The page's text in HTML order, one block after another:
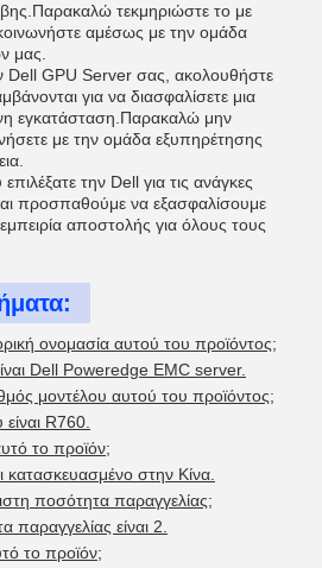
τεκμηριώστε το με
αμέσως με την ομάδα
μας.
Dell GPU Server σας, ακολουθήστε
για να διασφαλίσετε μια
εγκατάσταση.Παρακαλώ μην
με την ομάδα εξυπηρέτησης
την Dell για τις ανάγκες
προσπαθούμε να εξασφαλίσουμε
αποστολής για όλους τους
ονομασία αυτού του προϊόντος;
Dell Poweredge EMC server.
μοντέλου αυτού του προϊόντος;
R760.
το προϊόν;
κατασκευασμένο στην Κίνα.
ποσότητα παραγγελίας;
είναι 2.
το προϊόν;